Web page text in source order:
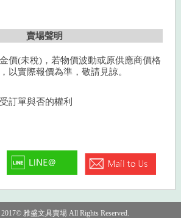
賣場聲明
價(未稅)，若物價波動或原供應商價格
以實際報價為準，敬請見諒。
訂單與否的權利
雅盛文具賣場 All Rights Reserved.